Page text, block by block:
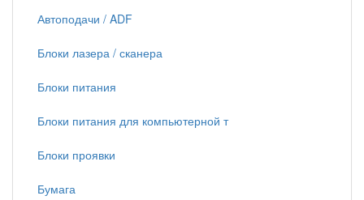
Автоподачи / ADF
Блоки лазера / сканера
Блоки питания
Блоки питания для компьютерной т
Блоки проявки
Бумага